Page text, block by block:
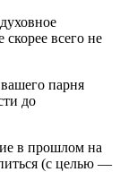
всего не
парня
до
в прошлом на
(с целью —